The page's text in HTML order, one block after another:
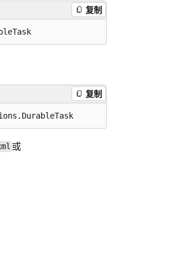
复制
复制
或